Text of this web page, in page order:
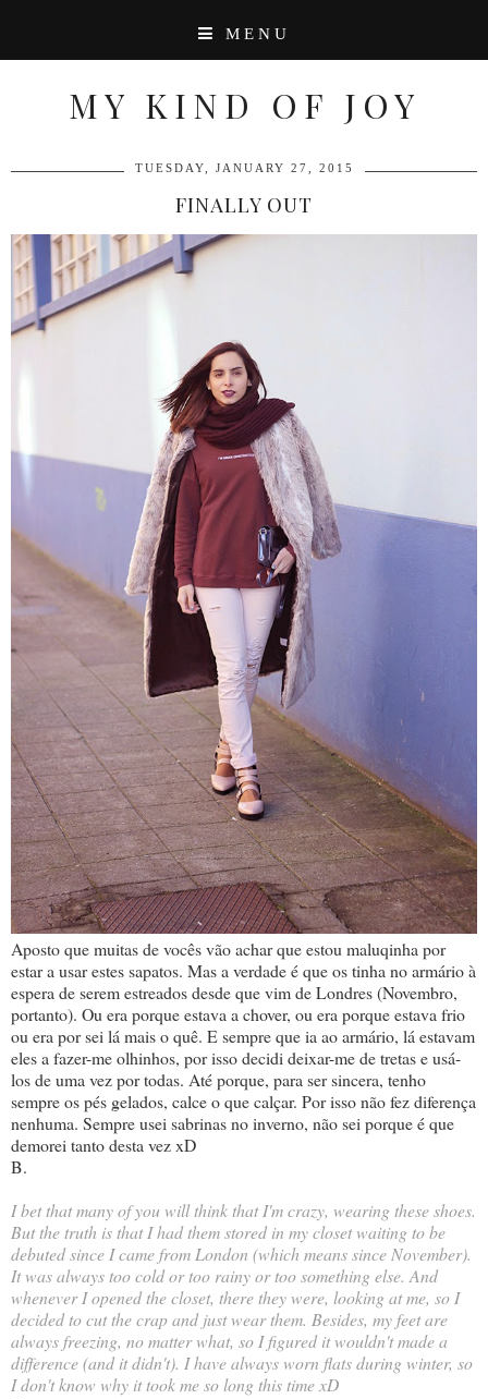
MENU
MY KIND OF JOY
TUESDAY, JANUARY 27, 2015
FINALLY OUT
Aposto que muitas de vocês vão achar que estou maluqinha por
estar a usar estes sapatos. Mas a verdade é que os tinha no armário à
espera de serem estreados desde que vim de Londres (Novembro,
portanto). Ou era porque estava a chover, ou era porque estava frio
ou era por sei lá mais o quê. E sempre que ia ao armário, lá estavam
eles a fazer-me olhinhos, por isso decidi deixar-me de tretas e usá-
los de uma vez por todas. Até porque, para ser sincera, tenho
sempre os pés gelados, calce o que calçar. Por isso não fez diferença
nenhuma. Sempre usei sabrinas no inverno, não sei porque é que
demorei tanto desta vez xD
B.
I bet that many of you will think that I'm crazy, wearing these shoes.
But the truth is that I had them stored in my closet waiting to be
debuted since I came from London (which means since November).
It was always too cold or too rainy or too something else. And
whenever I opened the closet, there they were, looking at me, so I
decided to cut the crap and just wear them. Besides, my feet are
always freezing, no matter what, so I figured it wouldn't made a
difference (and it didn't). I have always worn flats during winter, so
I don't know why it took me so long this time xD